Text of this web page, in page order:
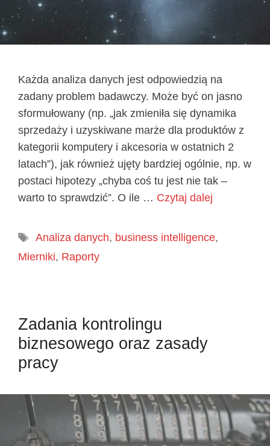
Każda analiza danych jest odpowiedzią na
zadany problem badawczy. Może być on jasno
sformułowany (np. „jak zmieniła się dynamika
sprzedaży i uzyskiwane marże dla produktów z
kategorii komputery i akcesoria w ostatnich 2
latach”), jak również ujęty bardziej ogólnie, np. w
postaci hipotezy „chyba coś tu jest nie tak –
warto to sprawdzić”. O ile … Czytaj dalej
Tagi
Analiza danych, business intelligence,
Mierniki, Raporty
Zadania kontrolingu
biznesowego oraz zasady
pracy